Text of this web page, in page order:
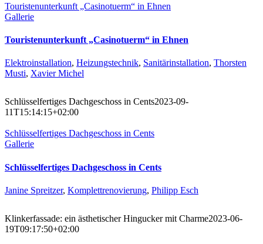
Touristenunterkunft „Casinotuerm“ in Ehnen
Gallerie
Touristenunterkunft „Casinotuerm“ in Ehnen
Elektroinstallation, Heizungstechnik, Sanitärinstallation, Thorsten
Musti, Xavier Michel
Schlüsselfertiges Dachgeschoss in Cents2023-09-
11T15:14:15+02:00
Schlüsselfertiges Dachgeschoss in Cents
Gallerie
Schlüsselfertiges Dachgeschoss in Cents
Janine Spreitzer, Komplettrenovierung, Philipp Esch
Klinkerfassade: ein ästhetischer Hingucker mit Charme2023-06-
19T09:17:50+02:00